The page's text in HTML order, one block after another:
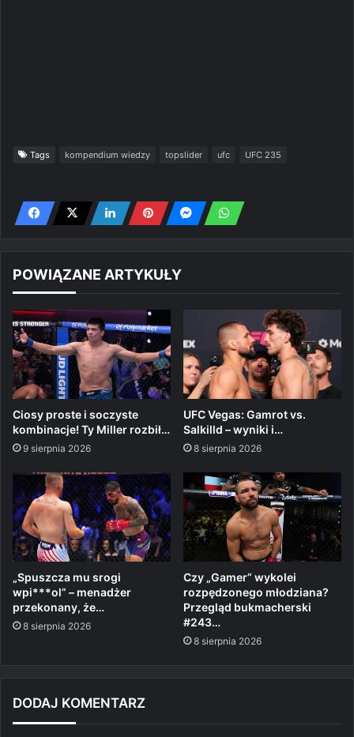
Tags kompendium wiedzy topslider ufc UFC 235
POWIĄZANE ARTYKUŁY
Ciosy proste i soczyste
kombinacje! Ty Miller rozbił…
9 sierpnia 2026
UFC Vegas: Gamrot vs.
Salkilld – wyniki i…
8 sierpnia 2026
„Spuszcza mu srogi
wpi***ol” – menadżer
przekonany, że…
8 sierpnia 2026
Czy „Gamer” wykolei
rozpędzonego młodziana?
Przegląd bukmacherski
#243…
8 sierpnia 2026
DODAJ KOMENTARZ